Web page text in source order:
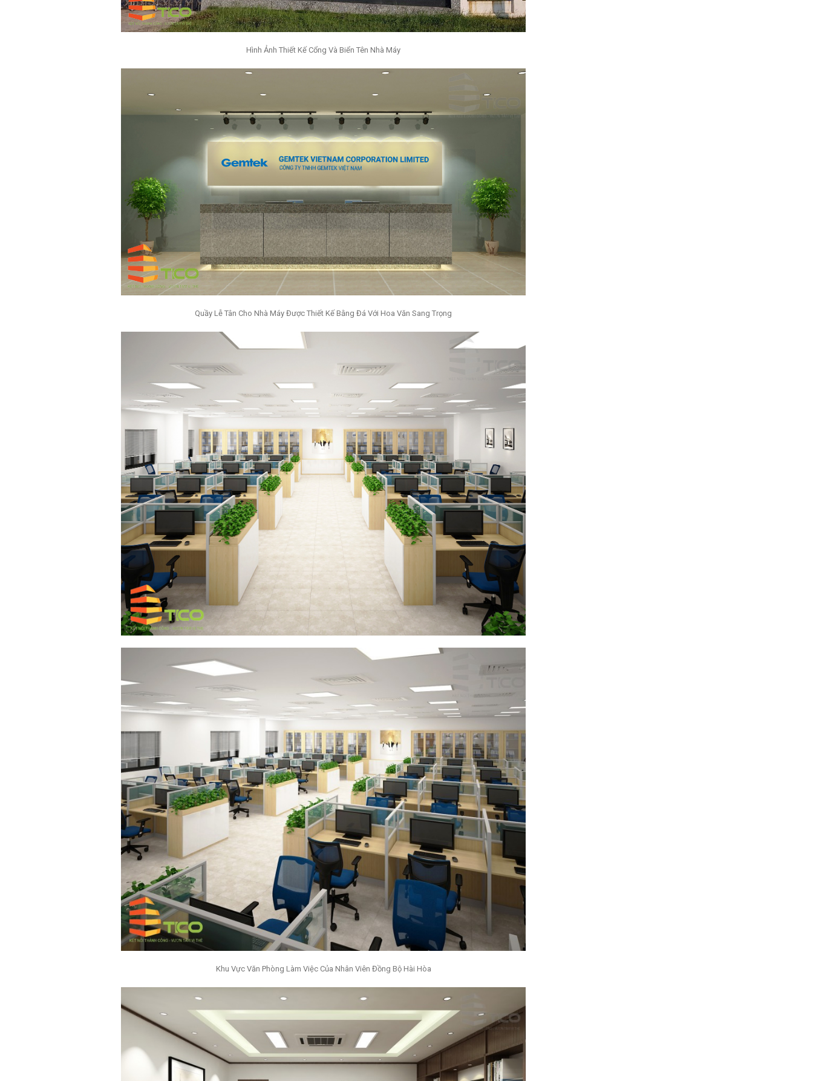
Hình Ảnh Thiết Kế Cổng Và Biển Tên Nhà Máy
Quầy Lễ Tân Cho Nhà Máy Được Thiết Kế Bằng Đá Với Hoa Văn Sang Trọng
Khu Vực Văn Phòng Làm Việc Của Nhân Viên Đồng Bộ Hài Hòa